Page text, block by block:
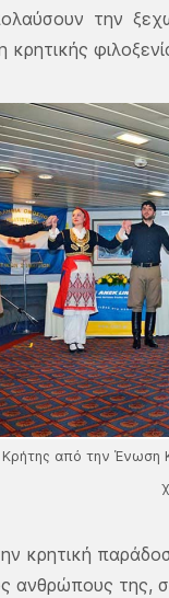
την
κρητικής
από την Ένωση
κρητική
ανθρώπους της,